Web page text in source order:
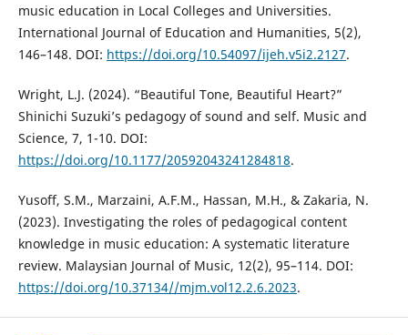
music education in Local Colleges and Universities.
International Journal of Education and Humanities, 5(2),
146–148. DOI: https://doi.org/10.54097/ijeh.v5i2.2127.
Wright, L.J. (2024). “Beautiful Tone, Beautiful Heart?”
Shinichi Suzuki’s pedagogy of sound and self. Music and
Science, 7, 1-10. DOI:
https://doi.org/10.1177/20592043241284818.
Yusoff, S.M., Marzaini, A.F.M., Hassan, M.H., & Zakaria, N.
(2023). Investigating the roles of pedagogical content
knowledge in music education: A systematic literature
review. Malaysian Journal of Music, 12(2), 95–114. DOI:
https://doi.org/10.37134//mjm.vol12.2.6.2023.